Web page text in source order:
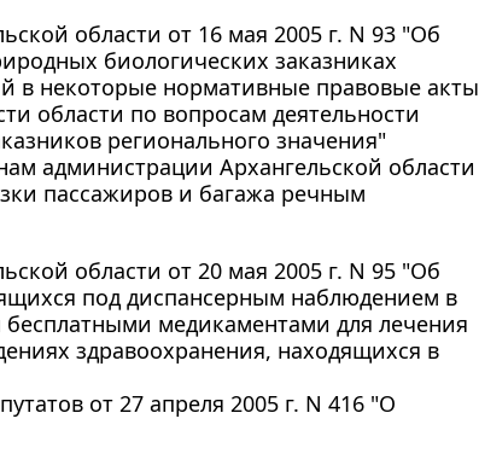
области от 16 мая 2005 г. N 93 "Об
биологических заказниках
в некоторые нормативные правовые акты
области по вопросам деятельности
регионального значения"
администрации Архангельской области
пассажиров и багажа речным
области от 20 мая 2005 г. N 95 "Об
под диспансерным наблюдением в
бесплатными медикаментами для лечения
здравоохранения, находящихся в
от 27 апреля 2005 г. N 416 "О